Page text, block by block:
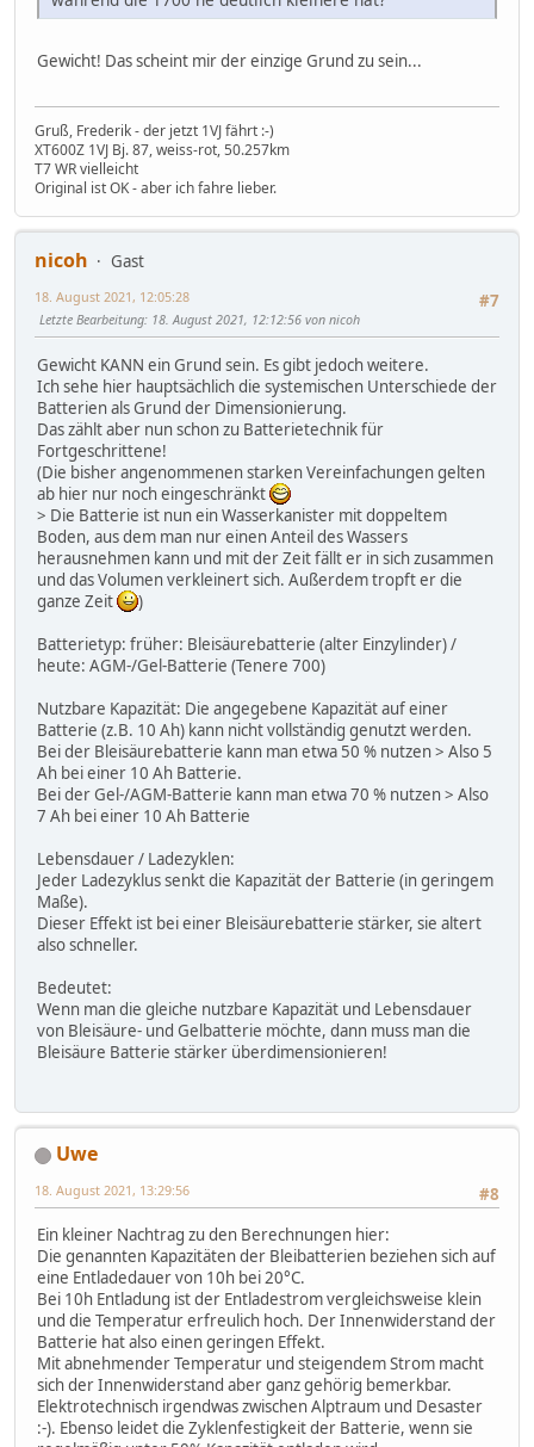
Gewicht! Das scheint mir der einzige Grund zu sein...
Gruß, Frederik - der jetzt 1VJ fährt :-)
XT600Z 1VJ Bj. 87, weiss-rot, 50.257km
T7 WR vielleicht
Original ist OK - aber ich fahre lieber.
nicoh
Gast
#7
18. August 2021, 12:05:28
Letzte Bearbeitung: 18. August 2021, 12:12:56 von nicoh
Gewicht KANN ein Grund sein. Es gibt jedoch weitere.
Ich sehe hier hauptsächlich die systemischen Unterschiede der
Batterien als Grund der Dimensionierung.
Das zählt aber nun schon zu Batterietechnik für
Fortgeschrittene!
(Die bisher angenommenen starken Vereinfachungen gelten
ab hier nur noch eingeschränkt
> Die Batterie ist nun ein Wasserkanister mit doppeltem
Boden, aus dem man nur einen Anteil des Wassers
herausnehmen kann und mit der Zeit fällt er in sich zusammen
und das Volumen verkleinert sich. Außerdem tropft er die
ganze Zeit
)
Batterietyp: früher: Bleisäurebatterie (alter Einzylinder) /
heute: AGM-/Gel-Batterie (Tenere 700)
Nutzbare Kapazität: Die angegebene Kapazität auf einer
Batterie (z.B. 10 Ah) kann nicht vollständig genutzt werden.
Bei der Bleisäurebatterie kann man etwa 50 % nutzen > Also 5
Ah bei einer 10 Ah Batterie.
Bei der Gel-/AGM-Batterie kann man etwa 70 % nutzen > Also
7 Ah bei einer 10 Ah Batterie
Lebensdauer / Ladezyklen:
Jeder Ladezyklus senkt die Kapazität der Batterie (in geringem
Maße).
Dieser Effekt ist bei einer Bleisäurebatterie stärker, sie altert
also schneller.
Bedeutet:
Wenn man die gleiche nutzbare Kapazität und Lebensdauer
von Bleisäure- und Gelbatterie möchte, dann muss man die
Bleisäure Batterie stärker überdimensionieren!
Uwe
#8
18. August 2021, 13:29:56
Ein kleiner Nachtrag zu den Berechnungen hier:
Die genannten Kapazitäten der Bleibatterien beziehen sich auf
eine Entladedauer von 10h bei 20°C.
Bei 10h Entladung ist der Entladestrom vergleichsweise klein
und die Temperatur erfreulich hoch. Der Innenwiderstand der
Batterie hat also einen geringen Effekt.
Mit abnehmender Temperatur und steigendem Strom macht
sich der Innenwiderstand aber ganz gehörig bemerkbar.
Elektrotechnisch irgendwas zwischen Alptraum und Desaster
:-). Ebenso leidet die Zyklenfestigkeit der Batterie, wenn sie